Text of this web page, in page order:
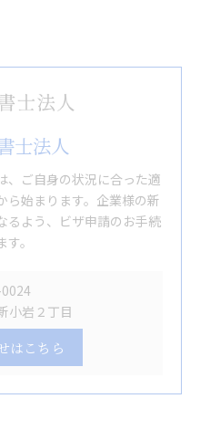
士法人
、ご自身の状況に合った適
ら始まります。企業様の新
るよう、ビザ申請のお手続
。
小岩２丁目
はこちら